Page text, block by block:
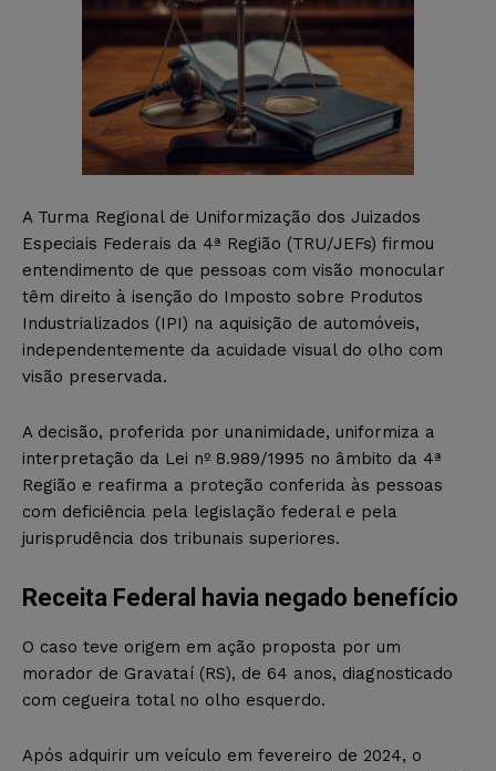
A Turma Regional de Uniformização dos Juizados
Especiais Federais da 4ª Região (TRU/JEFs) firmou
entendimento de que pessoas com visão monocular
têm direito à isenção do Imposto sobre Produtos
Industrializados (IPI) na aquisição de automóveis,
independentemente da acuidade visual do olho com
visão preservada.
A decisão, proferida por unanimidade, uniformiza a
interpretação da Lei nº 8.989/1995 no âmbito da 4ª
Região e reafirma a proteção conferida às pessoas
com deficiência pela legislação federal e pela
jurisprudência dos tribunais superiores.
Receita Federal havia negado benefício
O caso teve origem em ação proposta por um
morador de Gravataí (RS), de 64 anos, diagnosticado
com cegueira total no olho esquerdo.
Após adquirir um veículo em fevereiro de 2024, o